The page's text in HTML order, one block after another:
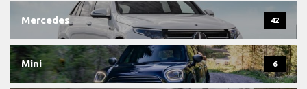
Mercedes 42
Mini 6